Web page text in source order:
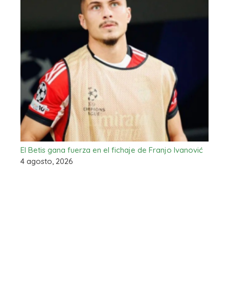
El Betis gana fuerza en el fichaje de Franjo Ivanović
4 agosto, 2026